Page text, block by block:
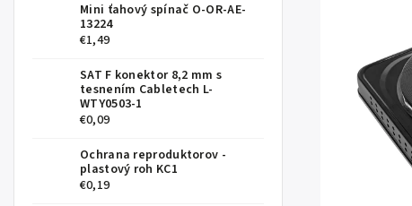
Mini ťahový spínač O-OR-AE-
13224
€1,49
SAT F konektor 8,2 mm s
tesnením Cabletech L-
WTY0503-1
€0,09
Ochrana reproduktorov -
plastový roh KC1
€0,19